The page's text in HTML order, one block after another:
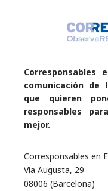
comunicación de
que quieren
responsables
mejor.
Corresponsables en
Vía Augusta, 29
08006 (Barcelona)